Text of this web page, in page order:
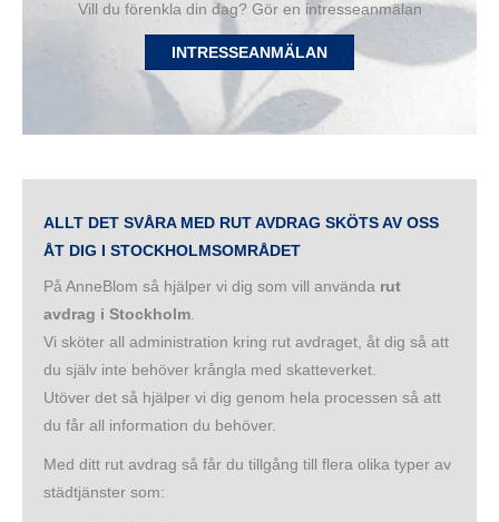
Vill du förenkla din dag? Gör en intresseanmälan
INTRESSEANMÄLAN
ALLT DET SVÅRA MED RUT AVDRAG SKÖTS AV OSS
ÅT DIG I STOCKHOLMSOMRÅDET
På AnneBlom så hjälper vi dig som vill använda rut
avdrag i Stockholm.
Vi sköter all administration kring rut avdraget, åt dig så att
du själv inte behöver krångla med skatteverket.
Utöver det så hjälper vi dig genom hela processen så att
du får all information du behöver.
Med ditt rut avdrag så får du tillgång till flera olika typer av
städtjänster som: